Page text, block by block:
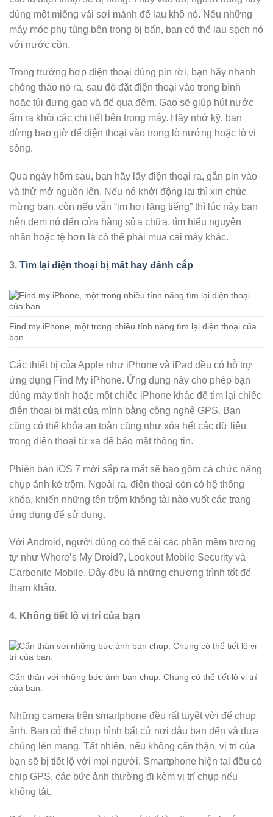
dùng một miếng vải sợi mảnh để lau khô nó. Nếu những
máy móc phụ tùng bên trong bị bẩn, bạn có thể lau sạch nó
với nước cồn.
Trong trường hợp điện thoại dùng pin rời, bạn hãy nhanh
chóng tháo nó ra, sau đó đặt điện thoại vào trong bình
hoặc túi đựng gạo và để qua đêm. Gạo sẽ giúp hút nước
ẩm ra khỏi các chi tiết bên trong máy. Hãy nhớ kỹ, bạn
đừng bao giờ để điện thoại vào trong lò nướng hoặc lò vi
sóng.
Qua ngày hôm sau, bạn hãy lấy điện thoại ra, gắn pin vào
và thử mở nguồn lên. Nếu nó khởi động lại thì xin chúc
mừng bạn, còn nếu vẫn “im hơi lặng tiếng” thì lúc này bạn
nên đem nó đến cửa hàng sửa chữa, tìm hiểu nguyên
nhân hoặc tệ hơn là có thể phải mua cái máy khác.
3. Tìm lại điện thoại bị mất hay đánh cắp
Find my iPhone, một trong nhiều tính năng tìm lại điện thoại của
bạn.
Các thiết bị của Apple như iPhone và iPad đều có hỗ trợ
ứng dụng Find My iPhone. Ứng dụng này cho phép bạn
dùng máy tính hoặc một chiếc iPhone khác để tìm lại chiếc
điện thoại bị mất của mình bằng công nghệ GPS. Bạn
cũng có thể khóa an toàn cũng như xóa hết các dữ liệu
trong điện thoại từ xa để bảo mật thông tin.
Phiên bản iOS 7 mới sắp ra mắt sẽ bao gồm cả chức năng
chụp ảnh kẻ trộm. Ngoài ra, điện thoại còn có hệ thống
khóa, khiến những tên trộm không tài nào vuốt các trang
ứng dụng để sử dụng.
Với Android, người dùng có thể cài các phần mềm tương
tự như Where’s My Droid?, Lookout Mobile Security và
Carbonite Mobile. Đây đều là những chương trình tốt để
tham khảo.
4. Không tiết lộ vị trí của bạn
Cẩn thận với những bức ảnh bạn chụp. Chúng có thể tiết lộ vị trí
của bạn.
Những camera trên smartphone đều rất tuyệt vời để chụp
ảnh. Bạn có thể chụp hình bất cứ nơi đâu bạn đến và đưa
chúng lên mạng. Tất nhiên, nếu không cẩn thận, vị trí của
bạn sẽ bị tiết lộ với mọi người. Smartphone hiện tại đều có
chip GPS, các bức ảnh thường đi kèm vị trí chụp nếu
không tắt.